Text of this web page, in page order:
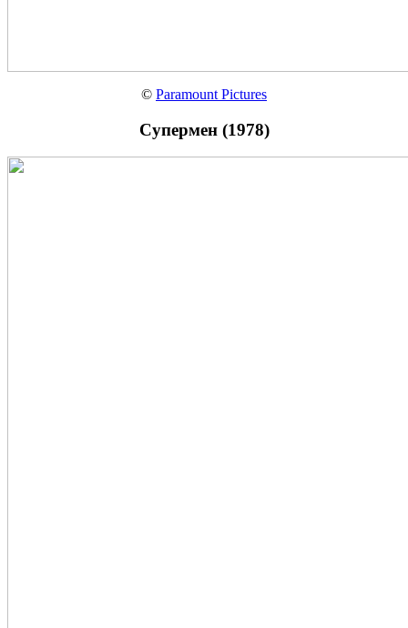
© Paramount Pictures
Супермен (1978)